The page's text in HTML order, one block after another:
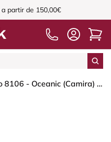
a partir de 150,00€
HÅG Capisco 8106 - Oceanic (Camira) - Poliéster reciclado - OCI012 - Orange-red - Black - 200 mm (seat height 46-64cm) - Soft castors for hard floors